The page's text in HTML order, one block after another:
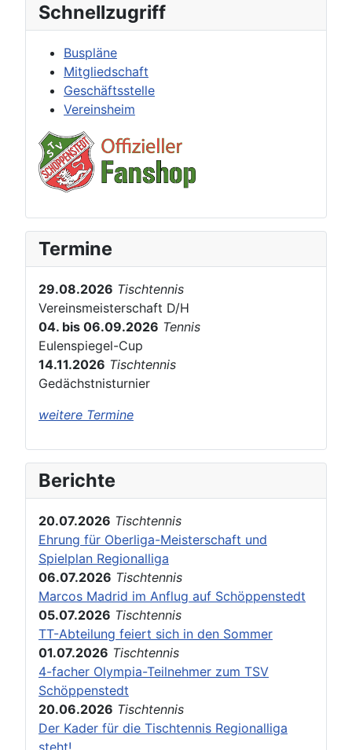
Schnellzugriff
Buspläne
Mitgliedschaft
Geschäftsstelle
Vereinsheim
Termine
29.08.2026 Tischtennis
Vereinsmeisterschaft D/H
04. bis 06.09.2026 Tennis
Eulenspiegel-Cup
14.11.2026 Tischtennis
Gedächstnisturnier
weitere Termine
Berichte
20.07.2026 Tischtennis
Ehrung für Oberliga-Meisterschaft und
Spielplan Regionalliga
06.07.2026 Tischtennis
Marcos Madrid im Anflug auf Schöppenstedt
05.07.2026 Tischtennis
TT-Abteilung feiert sich in den Sommer
01.07.2026 Tischtennis
4-facher Olympia-Teilnehmer zum TSV
Schöppenstedt
20.06.2026 Tischtennis
Der Kader für die Tischtennis Regionalliga
steht!